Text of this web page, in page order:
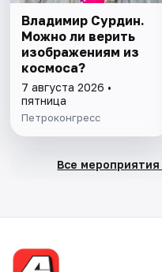
Владимир Сурдин.
Можно ли верить
изображениям из
космоса?
7 августа 2026 •
пятница
Петроконгресс
Все